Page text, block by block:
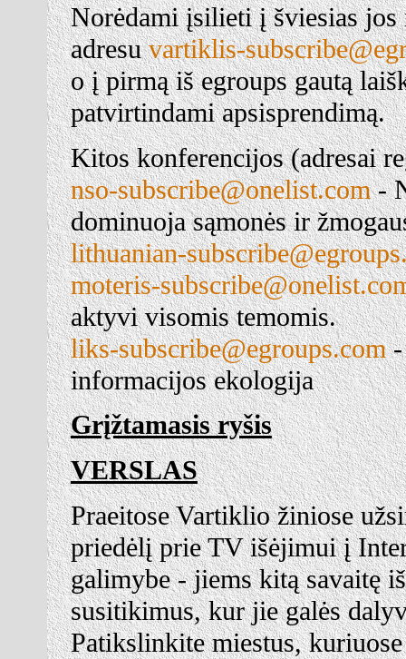
Norėdami įsilieti į šviesias jos
adresuvartiklis-
o į pirmą iš egroups gautą
patvirtindami apsisprendimą.
Kitos konferencijos (adresai
nso-subscribe@onelist.com-
dominuoja sąmonės ir
lithuanian-
moteris-
aktyvi visomis temomis.
liks-subscribe@egroups.com-
informacijos ekologija
Grįžtamasis ryšis
VERSLAS
Praeitose Vartiklio žiniose
priedėlį prie TV išėjimui į
galimybe - jiems kitą savaitę
susitikimus, kur jie galės
Patikslinkite miestus,